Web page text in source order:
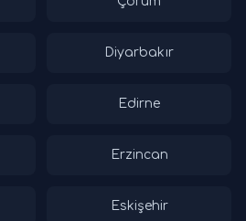
Diyarbakır
Edirne
Erzincan
Eskişehir